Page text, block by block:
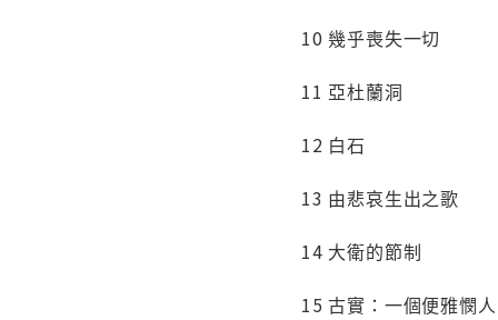
10 幾乎喪失一切
11 亞杜蘭洞
12 白石
13 由悲哀生出之歌
14 大衛的節制
15 古實：一個便雅憫人